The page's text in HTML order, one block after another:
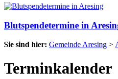
Blutspendetermine in
Sie sind hier: Gemeinde Aresing >
Terminkalender